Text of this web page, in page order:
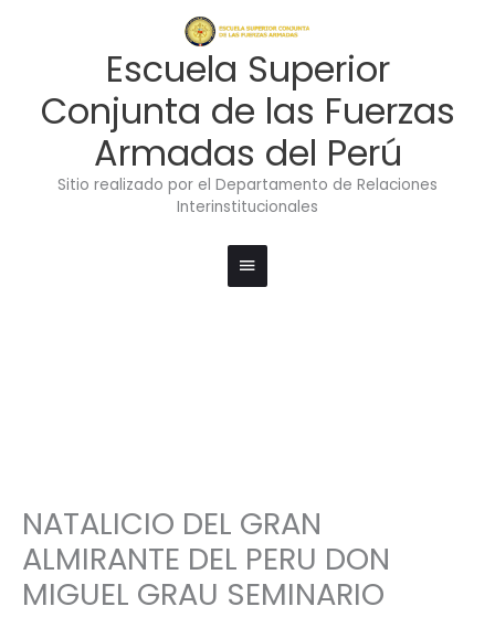
Escuela Superior
Conjunta de las Fuerzas
Armadas del Perú
Sitio realizado por el Departamento de Relaciones
Interinstitucionales
principal
NATALICIO DEL GRAN
ALMIRANTE DEL PERU DON
MIGUEL GRAU SEMINARIO